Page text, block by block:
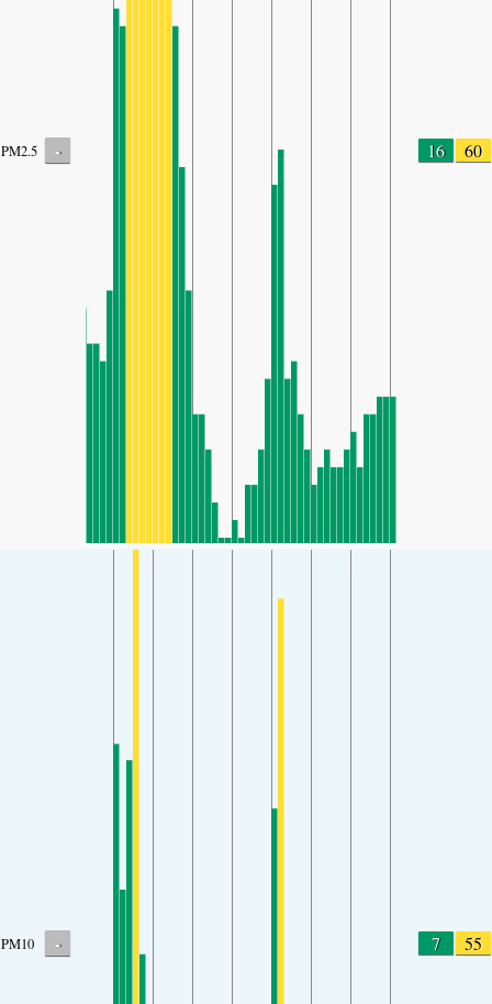
PM2.5 - 16 60
PM10 - 7 55